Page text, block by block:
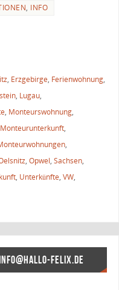
, INFO
, Erzgebirge, Ferienwohnung,
, Lugau,
, Monteurswohnung,
Monteurunterkunft,
,
, Opwel, Sachsen,
, Unterkünfte, VW,
FELIX.DE